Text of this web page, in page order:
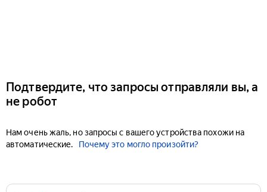
Подтвердите, что запросы отправляли вы, а
не робот
Нам очень жаль, но запросы с вашего устройства похожи на
автоматические.
Почему это могло произойти?